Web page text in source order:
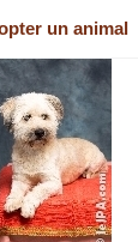
un animal